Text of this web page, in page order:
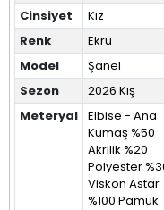
Cinsiyet
Kız
Renk
Ekru
Model
Şanel
Sezon
2026 Kış
Meteryal Elbise - Ana
Kumaş %50
Akrilik %20
Polyester
Viskon Astar
%100 Pamuk